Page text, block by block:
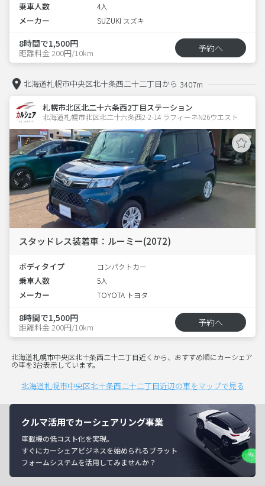
乗車人数 4人
メーカー SUZUKI スズキ
8時間で1,500円
距離料金 200円/10km 予約へ
北海道札幌市中央区北十条西二十二丁目から 3407m
札幌市北区北二十六条西2丁目ステーション
北海道札幌市北区北二十六条西2-2-14 ラフィーネN26ウエスト
スタッドレス装着車：ルーミー(2072)
ボディタイプ コンパクトカー
乗車人数 5人
メーカー TOYOTA トヨタ
8時間で1,500円
距離料金 200円/10km 予約へ
北海道札幌市中央区北十条西二十二丁目近くから、おすすめ順にカーシェア
の車を3台表示しています。
北海道札幌市中央区北十条西二十二丁目近辺の車をマップで見る
クルマ活用でカーシェアリング事業
車載機の低コスト化を実現。
すぐにカーシェアビジネスを始められるプラット
フォームシステムを活用してみませんか？